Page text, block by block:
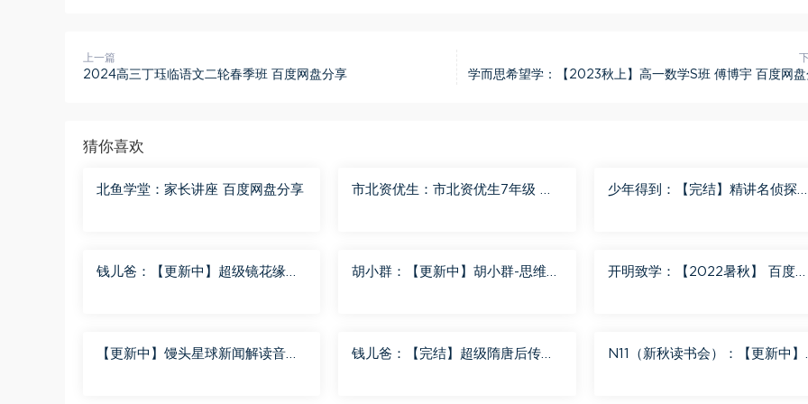
上一篇
2024高三丁珏临语文二轮春季班 百度网盘分享 学而思希望学：【2023秋上】高一数学S班 傅博宇 百度网
猜你喜欢
北鱼学堂：家长讲座 百度网盘分享
市北资优生：市北资优生7年级 百
少年得到：【完结】精讲名侦探柯
钱儿爸：【更新中】超级镜花缘
胡小群：【更新中】胡小群-思维一
开明致学：【2022暑秋】 百度网
【更新中】馒头星球新闻解读音频
钱儿爸：【完结】超级隋唐后传
N11（新秋读书会）：【更新中】